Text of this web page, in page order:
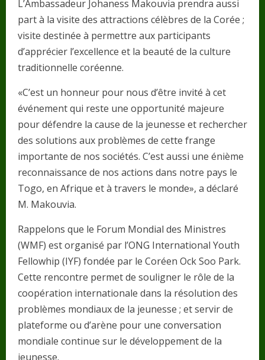
L’Ambassadeur Johaness Makouvia prendra aussi
part à la visite des attractions célèbres de la Corée ;
visite destinée à permettre aux participants
d’apprécier l’excellence et la beauté de la culture
traditionnelle coréenne.
«C’est un honneur pour nous d’être invité à cet
événement qui reste une opportunité majeure
pour défendre la cause de la jeunesse et rechercher
des solutions aux problèmes de cette frange
importante de nos sociétés. C’est aussi une énième
reconnaissance de nos actions dans notre pays le
Togo, en Afrique et à travers le monde», a déclaré
M. Makouvia.
Rappelons que le Forum Mondial des Ministres
(WMF) est organisé par l’ONG International Youth
Fellowhip (IYF) fondée par le Coréen Ock Soo Park.
Cette rencontre permet de souligner le rôle de la
coopération internationale dans la résolution des
problèmes mondiaux de la jeunesse ; et servir de
plateforme ou d’arène pour une conversation
mondiale continue sur le développement de la
jeunesse.